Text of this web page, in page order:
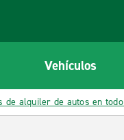
Vehículos
de alquiler de autos en